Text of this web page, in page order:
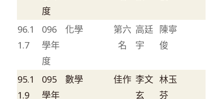
度
96.1
1.7
096
學年
度
化學
第六
名
高廷
宇
陳寧
俊
95.1
1.9
095
學年
數學 佳作 李文
玄
林玉
芬